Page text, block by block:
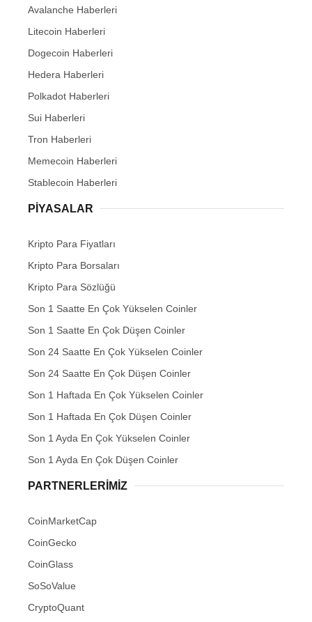
Avalanche Haberleri
Litecoin Haberleri
Dogecoin Haberleri
Hedera Haberleri
Polkadot Haberleri
Sui Haberleri
Tron Haberleri
Memecoin Haberleri
Stablecoin Haberleri
PIYASALAR
Kripto Para Fiyatları
Kripto Para Borsaları
Kripto Para Sözlüğü
Son 1 Saatte En Çok Yükselen Coinler
Son 1 Saatte En Çok Düşen Coinler
Son 24 Saatte En Çok Yükselen Coinler
Son 24 Saatte En Çok Düşen Coinler
Son 1 Haftada En Çok Yükselen Coinler
Son 1 Haftada En Çok Düşen Coinler
Son 1 Ayda En Çok Yükselen Coinler
Son 1 Ayda En Çok Düşen Coinler
PARTNERLERIMIZ
CoinMarketCap
CoinGecko
CoinGlass
SoSoValue
CryptoQuant